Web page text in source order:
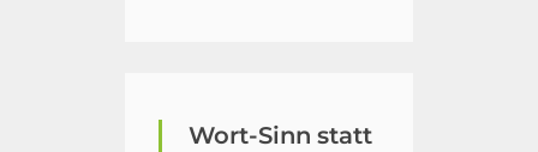
Wort-Sinn statt